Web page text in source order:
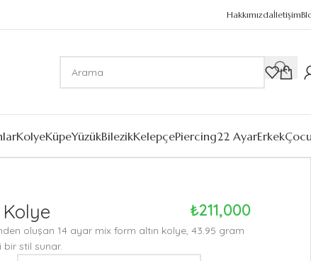
Hakkımızdaİletişim
KolyeKüpeYüzükBilezikKelepçePiercing22 AyarErkek
₺211,000
oluşan 14 ayar mix form altın kolye, 43.95 gram
bir stil sunar.